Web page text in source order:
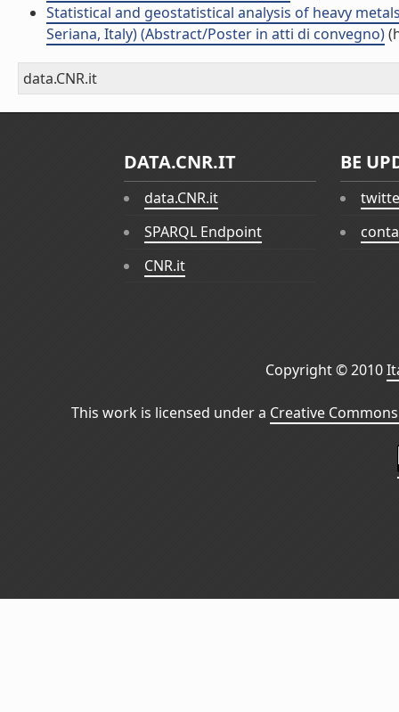
Statistical and geostatistical analysis of heavy
Seriana, Italy) (Abstract/Poster in atti di convegno)
data.CNR.it
DATA.CNR.IT
data.CNR.it
SPARQL Endpoint
CNR.it
BE
Copyright © 2010
This work is licensed under a Creative